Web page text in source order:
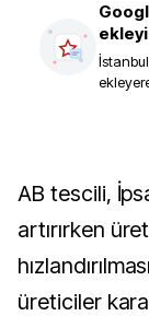
AB tescili, İpsala pirincinin marka değerini
artırırken
üreticiler